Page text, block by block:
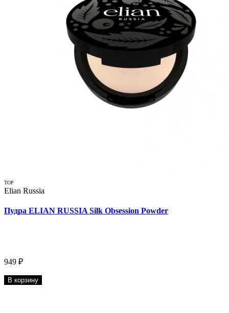
TOP
Elian Russia
Пудра ELIAN RUSSIA Silk Obsession Powder
949 ₽
В корзину